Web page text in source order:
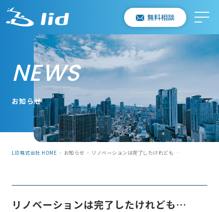
無料相談
NEWS
お知らせ
LID株式会社 HOME - お知らせ - リノベーションは完了したけれども…
リノベーションは完了したけれども…